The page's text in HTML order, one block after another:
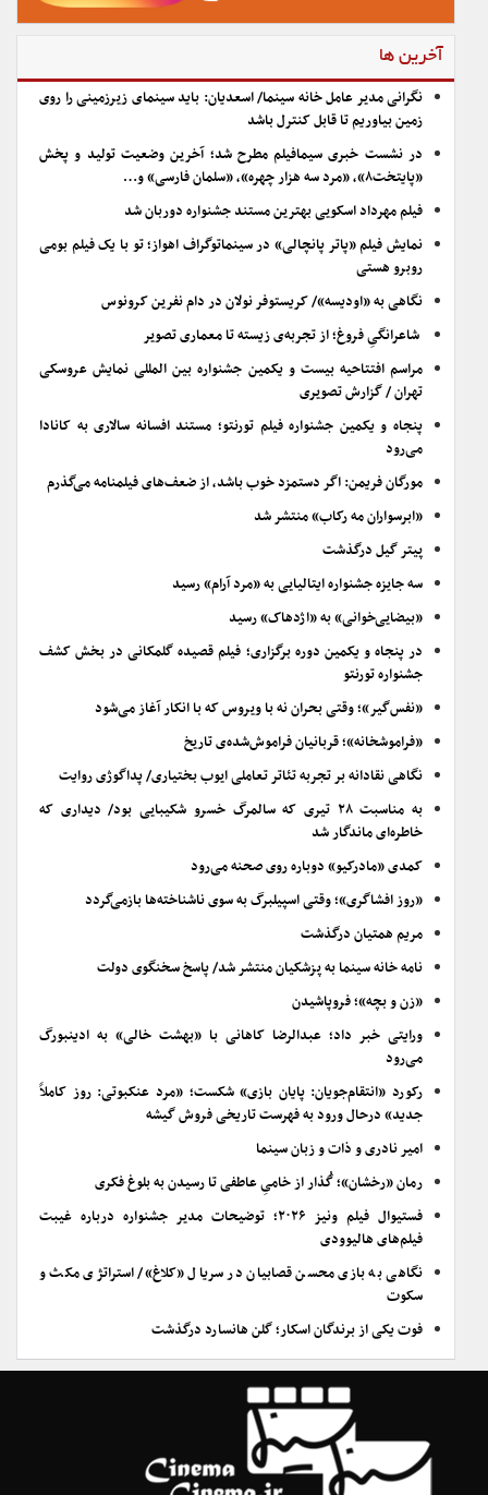
آخرین ها
نگرانی مدیر عامل خانه سینما/ اسعدیان: باید سینمای زیرزمینی را روی
زمین بیاوریم تا قابل کنترل باشد
در نشست خبری سیمافیلم مطرح شد؛ آخرین وضعیت تولید و پخش
«پایتخت۸»، «مرد سه هزار چهره»، «سلمان فارسی» و…
فیلم مهرداد اسکویی بهترین مستند جشنواره دوربان شد
نمایش فیلم «پاتر پانچالی» در سینماتوگراف اهواز؛ تو با یک فیلم بومی
روبرو هستی
نگاهی به «اودیسه»/ کریستوفر نولان در دام نفرین کرونوس
شاعرانگیِ فروغ؛ از تجربه‌ی زیسته تا معماری تصویر
مراسم افتتاحیه بیست و یکمین جشنواره بین المللی نمایش عروسکی
تهران / گزارش تصویری
پنجاه و یکمین جشنواره فیلم تورنتو؛ مستند افسانه سالاری به کانادا
می‌رود
مورگان فریمن: اگر دستمزد خوب باشد، از ضعف‌های فیلمنامه می‌گذرم
«ابرسواران مه رکاب» منتشر شد
پیتر گیل درگذشت
سه جایزه جشنواره ایتالیایی به «مرد آرام» رسید
«بیضایی‌خوانی» به «اژدهاک» رسید
در پنجاه و یکمین دوره برگزاری؛ فیلم قصیده گلمکانی در بخش کشف
جشنواره تورنتو
«نفس‌گیر»؛ وقتی بحران نه با ویروس که با انکار آغاز می‌شود
«فراموشخانه»؛ قربانیان فراموش‌شده‌ی تاریخ
نگاهی نقادانه بر تجربه تئاتر تعاملی ایوب بختیاری/ پداگوژی روایت
به مناسبت ۲۸ تیری که سالمرگ خسرو شکیبایی بود/ دیداری که
خاطره‌ای ماندگار شد
کمدی «مادرکیو» دوباره روی صحنه می‌رود
«روز افشاگری»؛ وقتی اسپیلبرگ به سوی ناشناخته‌ها بازمی‌گردد
مریم همتیان درگذشت
نامه خانه سینما به پزشکیان منتشر شد/ پاسخ سخنگوی دولت
«زن و بچه»؛ فروپاشیدن
ورایتی خبر داد؛ عبدالرضا کاهانی با «بهشت خالی» به ادینبورگ
می‌رود
رکورد «انتقام‌جویان: پایان بازی» شکست؛ «مرد عنکبوتی: روز کاملاً
جدید» درحال ورود به فهرست تاریخی فروش گیشه
امیر نادری و ذات و زبان سینما
رمان «رخشان»؛ گُذار از خامیِ عاطفی تا رسیدن به بلوغ فکری
فستیوال فیلم ونیز ۲۰۲۶؛ توضیحات مدیر جشنواره درباره غیبت
فیلم‌های هالیوودی
نگاهی به بازی محسن قصابیان در سریال «کلاغ»/ استراتژی مکث و
سکوت
فوت یکی از برندگان اسکار؛ گلن هانسارد درگذشت